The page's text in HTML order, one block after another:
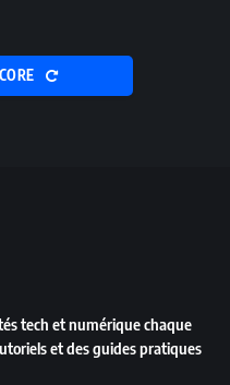
tech et numérique chaque
et des guides pratiques